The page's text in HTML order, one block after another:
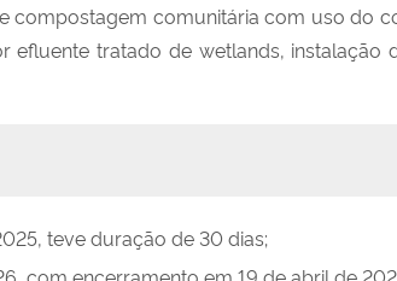
compostagem comunitária com uso do
efluente tratado de wetlands,
teve duração de 30 dias;